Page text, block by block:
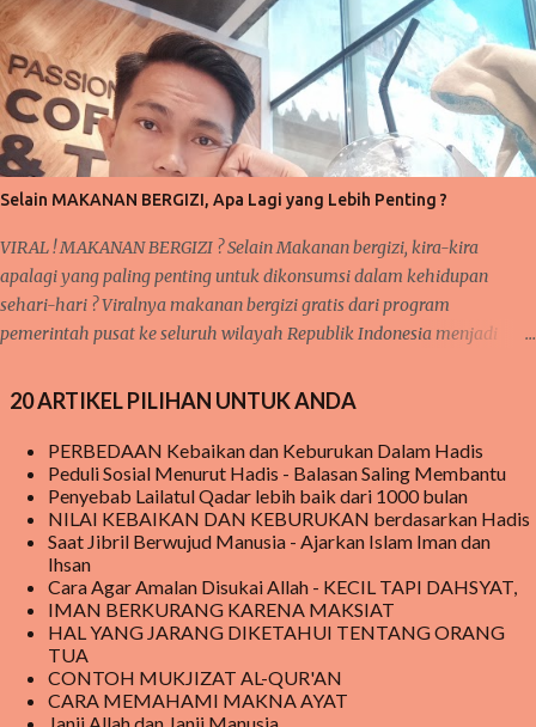
Muhammad SAW sebagai tauladan kita. Pembahasan sebelumnya
tentang 'taubat dan konsisten' dan saya mengatakan bahwa sangat
berkaitan dengan pembahasan selanjutnya. Nah, inilah yang kita
bahas pada pertemuan kali ini yakni KEBIASAAN dan KETEKUNAN.
Pernahkah anda mendengar pepatah 'ala bisa karena biasa'? Suatu
kegiatan akan mudah terlaksana dan diselesaikan, karena proses
kerjanya sudah biasa dilakukan sebelumnya. Seperti halnya pelajaran
matematika, fisika, kimia, serta pelajaran lainnya yang membutu...
Selain MAKANAN BERGIZI, Apa Lagi yang Lebih Penting ?
VIRAL ! MAKANAN BERGIZI ? Selain Makanan bergizi, kira-kira
apalagi yang paling penting untuk dikonsumsi dalam kehidupan
sehari-hari ? Viralnya makanan bergizi gratis dari program
pemerintah pusat ke seluruh wilayah Republik Indonesia menjadi
begitu juga di pembicaraan langsung dari mulut ke mulut warga.
menerima MAKANAN BERGIZI GRATIS tersebut tetapi mereka tetap
penasaran menanti kedatangan makanan bergizi gratis tersebut.
Program Makanan Bergizi ini, pada awalnya mendapat cemoohan
publik karena beberapa kasus di beritakan bahwa ada yang tidak
beres pada makanan yang disediakan sehingga sempat dilaporkan
berdampak buruk bagi kesehatan anak yang mengkomsumsinya.
pada akhirnya di beritakan bahwa orang yang memakannya menjadi
jatuh sakit sehingga dikatakan keracunan makanan dari makanan
yang disalurkan dari MBG . Meski demikian, MBG tetap berjal...
20 ARTIKEL PILIHAN UNTUK ANDA
PERBEDAAN Kebaikan dan Keburukan Dalam Hadis
Peduli Sosial Menurut Hadis - Balasan Saling Membantu
Penyebab Lailatul Qadar lebih baik dari 1000 bulan
NILAI KEBAIKAN DAN KEBURUKAN berdasarkan Hadis
Saat Jibril Berwujud Manusia - Ajarkan Islam Iman dan
Ihsan
Cara Agar Amalan Disukai Allah - KECIL TAPI DAHSYAT,
IMAN BERKURANG KARENA MAKSIAT
HAL YANG JARANG DIKETAHUI TENTANG ORANG
TUA
CONTOH MUKJIZAT AL-QUR'AN
CARA MEMAHAMI MAKNA AYAT